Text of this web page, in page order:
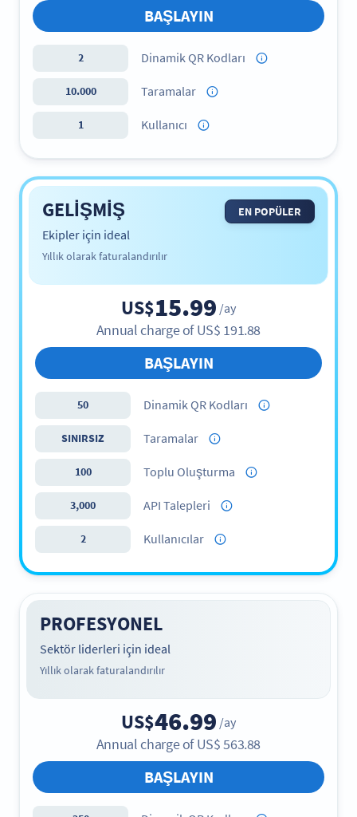
BAŞLAYIN
2 Dinamik QR Kodları
10.000 Taramalar
1 Kullanıcı
GELIŞMIŞ
Ekipler için ideal
Yıllık olarak faturalandırılır
EN POPÜLER
US$15.99 /ay
Annual charge ofUS$ 191.88
BAŞLAYIN
50 Dinamik QR Kodları
SINIRSIZ Taramalar
100 Toplu Oluşturma
3,000 API Talepleri
2 Kullanıcılar
PROFESYONEL
Sektör liderleri için ideal
Yıllık olarak faturalandırılır
US$46.99 /ay
Annual charge ofUS$563.88
BAŞLAYIN